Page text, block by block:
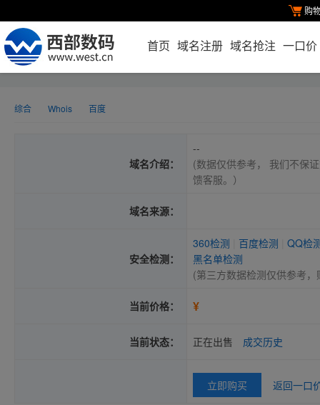
购
首页 域名注册 域名抢注 一口价
综合 Whois 百度
域名介绍：
--
(数据仅供参考， 我们不保
馈客服。）
域名来源：
安全检测：
360检测 百度检测
QQ检
黑名单检测
(第三方数据检测仅供参考
当前价格： ¥
当前状态： 正在出售 成交历史
立即购买 返回一口